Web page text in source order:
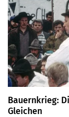
Bauernkrieg:
Gleichen